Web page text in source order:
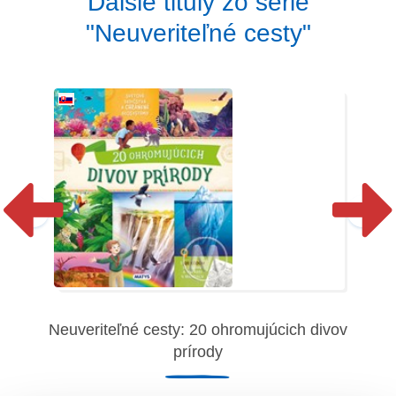
"Neuveriteľné cesty"
Neuveriteľné cesty: 20 ohromujúcich divov
prírody